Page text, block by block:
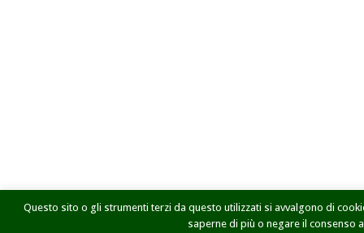
Questo sito o gli strumenti terzi da questo utilizzati si avvalgono di
saperne di più o negare il consenso